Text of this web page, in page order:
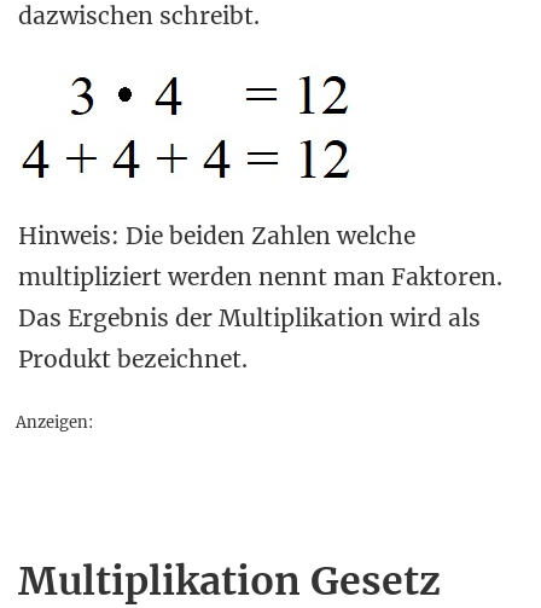
dazwischen schreibt.
Hinweis: Die beiden Zahlen welche
multipliziert werden nennt man Faktoren.
Das Ergebnis der Multiplikation wird als
Produkt bezeichnet.
Anzeigen:
Multiplikation Gesetz